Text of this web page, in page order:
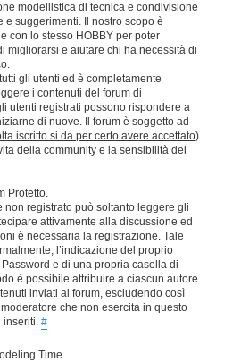
modellistica di tecnica e condivisione
suggerimenti. Il nostro scopo è
con lo stesso HOBBY per poter
migliorarsi e aiutare chi ha necessità di
gli utenti ed è completamente
i contenuti del forum di
utenti registrati possono rispondere a
di nuove. Il forum è soggetto ad
iscritto si da per certo avere accettato)
della community e la sensibilità dei
Protetto.
non registrato può soltanto leggere gli
attivamente alla discussione ed
è necessaria la registrazione. Tale
l’indicazione del proprio
e di una propria casella di
è possibile attribuire a ciascun autore
inviati ai forum, escludendo così
che non esercita in questo
inseriti. #
Time.